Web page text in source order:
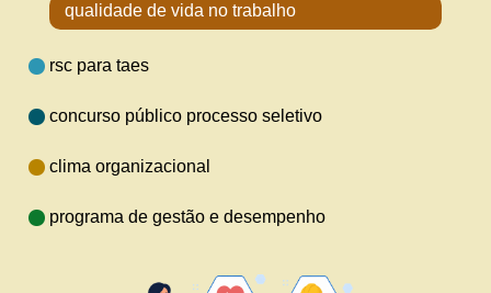
qualidade de vida no trabalho
rsc para taes
concurso público processo seletivo
clima organizacional
programa de gestão e desempenho